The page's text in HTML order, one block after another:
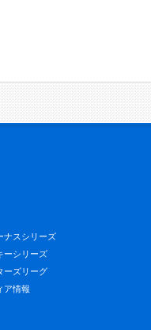
ナスシリーズ
ーシリーズ
ーズリーグ
ア情報